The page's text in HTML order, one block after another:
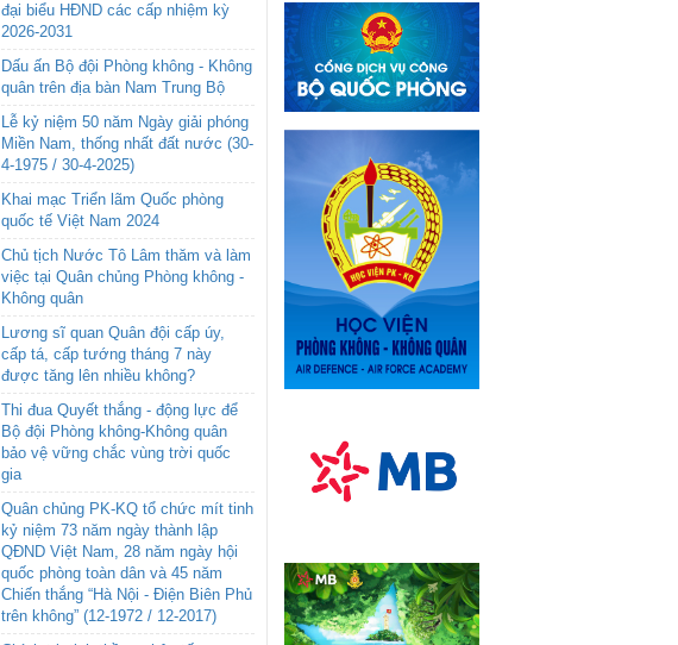
đại biểu HĐND các cấp nhiệm kỳ
2026-2031
Dấu ấn Bộ đội Phòng không - Không
quân trên địa bàn Nam Trung Bộ
Lễ kỷ niệm 50 năm Ngày giải phóng
Miền Nam, thống nhất đất nước (30-
4-1975 / 30-4-2025)
Khai mạc Triển lãm Quốc phòng
quốc tế Việt Nam 2024
Chủ tịch Nước Tô Lâm thăm và làm
việc tại Quân chủng Phòng không -
Không quân
Lương sĩ quan Quân đội cấp úy,
cấp tá, cấp tướng tháng 7 này
được tăng lên nhiều không?
Thi đua Quyết thắng - động lực để
Bộ đội Phòng không-Không quân
bảo vệ vững chắc vùng trời quốc
gia
Quân chủng PK-KQ tổ chức mít tinh
kỷ niệm 73 năm ngày thành lập
QĐND Việt Nam, 28 năm ngày hội
quốc phòng toàn dân và 45 năm
Chiến thắng “Hà Nội - Điện Biên Phủ
trên không” (12-1972 / 12-2017)